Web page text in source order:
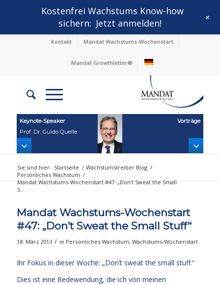
Kontakt Mandat Wachstums-Wochenstart
Mandat Growthletter®
Keynote‑Speaker
Prof. Dr. Guido Quelle
Vorträge
Sie sind hier: Startseite / Wachstumstreiber Blog /
Persönliches Wachstum /
Mandat Wachstums-Wochenstart #47: „Don’t Sweat the Small
S...
Mandat Wachstums-Wochenstart
#47: „Don’t Sweat the Small Stuff“
18. März 2013 / in Persönliches Wachstum, Wachstums-Wochenstart
Ihr Fokus in dieser Woche: „Don’t sweat the small stuff.“
Dies ist eine Redewendung, die ich von meinen
Kostenfrei Wachstums Know-how
sichern: Jetzt anmelden! +